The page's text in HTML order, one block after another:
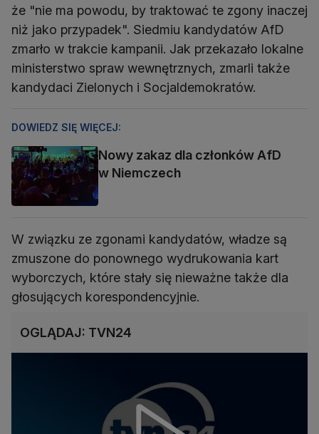
że "nie ma powodu, by traktować te zgony inaczej
niż jako przypadek". Siedmiu kandydatów AfD
zmarło w trakcie kampanii. Jak przekazało lokalne
ministerstwo spraw wewnętrznych, zmarli także
kandydaci Zielonych i Socjaldemokratów.
DOWIEDZ SIĘ WIĘCEJ:
Nowy zakaz dla członków AfD
w Niemczech
W związku ze zgonami kandydatów, władze są
zmuszone do ponownego wydrukowania kart
wyborczych, które stały się nieważne także dla
głosujących korespondencyjnie.
OGLĄDAJ: TVN24